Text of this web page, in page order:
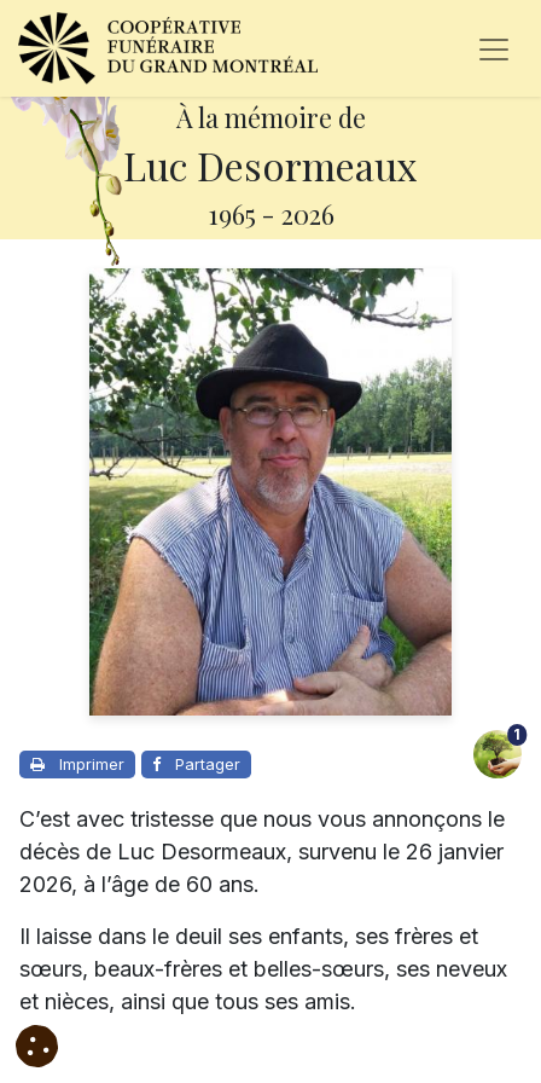
À la mémoire de
Luc Desormeaux
1965 - 2026
Imprimer Partager
1
C’est avec tristesse que nous vous annonçons le
décès de Luc Desormeaux, survenu le 26 janvier
2026, à l’âge de 60 ans.
Il laisse dans le deuil ses enfants, ses frères et
sœurs, beaux-frères et belles-sœurs, ses neveux
et nièces, ainsi que tous ses amis.